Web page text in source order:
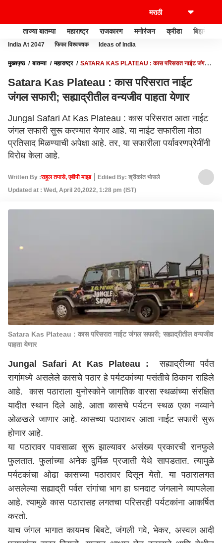
ताज्या बातम्या महाराष्ट्र राजकारण मनोरंजन क्रीडा बिझनेस
India At 2047 फिफा विश्वचषक Ideas of India
मुख्यपृष्ठ बातम्या महाराष्ट्र
SATARA KAS PLATEAU : कास परिसरात नाईट जंगल
Satara Kas Plateau : कास परिसरात नाईट
जंगल सफारी; सह्याद्रीतील वन्यजीव पाहता येणार
Jungal Safari At Kas Plateau : कास परिसरात आता नाईट
जंगल सफारी सुरू करण्यात येणार आहे. या नाईट सफारीला मोठा
प्रतिसाद मिळण्याची अपेक्षा आहे. तर, या सफारीला पर्यावरणप्रेमींनी
विरोध केला आहे.
Written By :राहुल तपासे, एबीपी माझा
Edited By: श्रीकांत भोसले
Updated at : Wed, April 20,2022, 1:28 pm (IST)
Satara Kas Plateau : कास परिसरात नाईट जंगल सफारी; सह्याद्रीतील वन्यजीव
पाहता येणार
Jungal Safari At Kas Plateau :सह्याद्रीच्या पर्वत
रागांमध्ये असलेले कासचे पठार हे पर्यटकांच्या पसंतीचे ठिकाण राहिले
आहे. कास पठाराला युनोस्कोने जागतिक वारसा स्थळांच्या संरक्षित
यादीत स्थान दिले आहे. आता कासचे पर्यटन स्थळ एका नव्याने
ओळखले जाणार आहे. कासच्या पठारावर आता नाईट सफारी सुरू
होणार आहे.
या पठारावर पावसाळा सुरू झाल्यावर असंख्य प्रकारची रानफुले
फुलतात. फुलांच्या अनेक दुर्मिळ प्रजाती येथे सापडतात. त्यामुळे
पर्यटकांचा ओढा कासच्या पठारावर दिसून येतो. या पठारालगत
असलेल्या सह्याद्री पर्वत रांगांचा भाग हा घनदाट जंगलाने व्यापलेला
आहे. त्यामुळे कास पठारासह लगतचा परिसरही पर्यटकांना आकर्षित
करतो.
याच जंगल भागात कायमच बिबटे, जंगली गवे, भेकर, अस्वल आदी